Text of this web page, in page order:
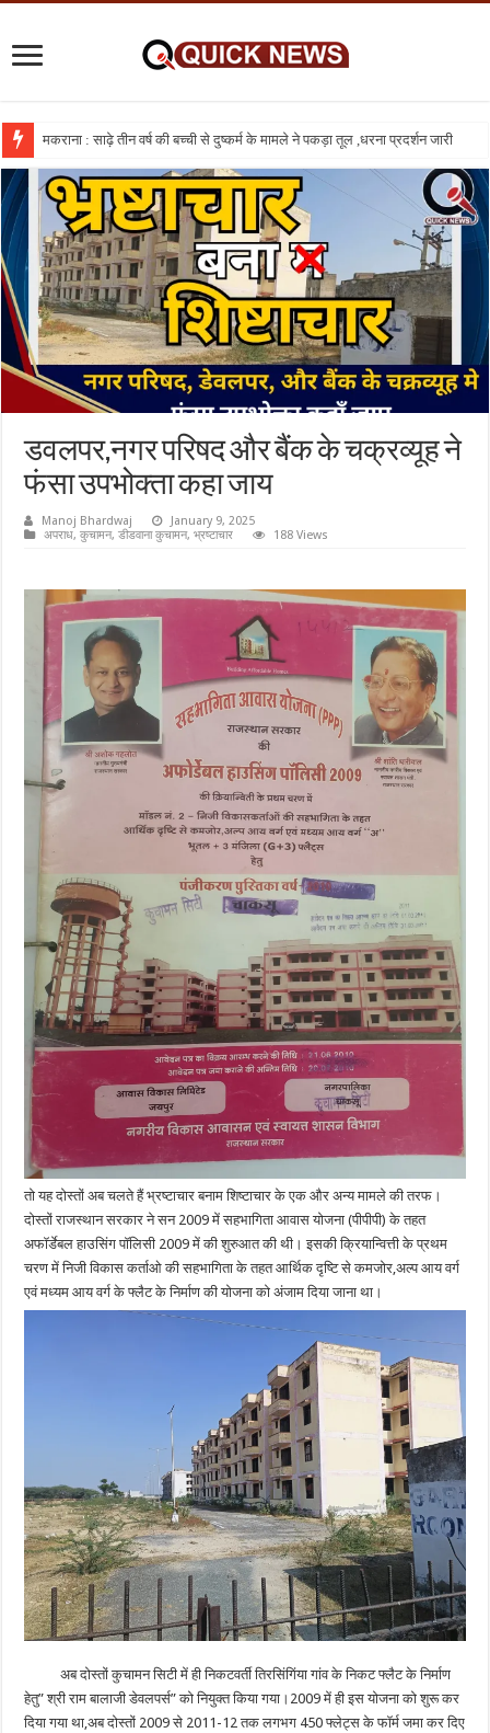
मकराना : साढ़े तीन वर्ष की बच्ची से दुष्कर्म के मामले ने पकड़ा तूल ,धरना प्रदर्शन जारी
डवलपर,नगर परिषद और बैंक के चक्रव्यूह ने
फंसा उपभोक्ता कहा जाय
Manoj Bhardwaj
January 9, 2025
अपराध,कुचामन,डीडवाना कुचामन,भ्रष्टाचार 188 Views
तो यह दोस्तों अब चलते हैं भ्रष्टाचार बनाम शिष्टाचार के एक और अन्य मामले की तरफ।
दोस्तों राजस्थान सरकार ने सन 2009 में सहभागिता आवास योजना (पीपीपी) के तहत
अफॉर्डेबल हाउसिंग पॉलिसी 2009 में की शुरुआत की थी। इसकी क्रियान्वित्ती के प्रथम
चरण में निजी विकास कर्ताओ की सहभागिता के तहत आर्थिक दृष्टि से कमजोर,अल्प आय वर्ग
एवं मध्यम आय वर्ग के फ्लैट के निर्माण की योजना को अंजाम दिया जाना था।
अब दोस्तों कुचामन सिटी में ही निकटवर्ती तिरसिंगिंया गांव के निकट फ्लैट के निर्माण
हेतु” श्री राम बालाजी डेवलपर्स” को नियुक्त किया गया।2009 में ही इस योजना को शुरू कर
दिया गया था,अब दोस्तों 2009 से 2011-12 तक लगभग 450 फ्लेट्स के फॉर्म जमा कर दिए